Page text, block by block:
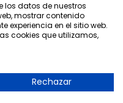
los datos de nuestros
mostrar contenido
experiencia en el sitio web.
cookies que utilizamos,
Rechazar